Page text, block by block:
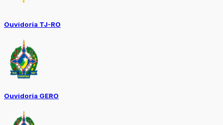
Ouvidoria TJ-RO
Ouvidoria GERO